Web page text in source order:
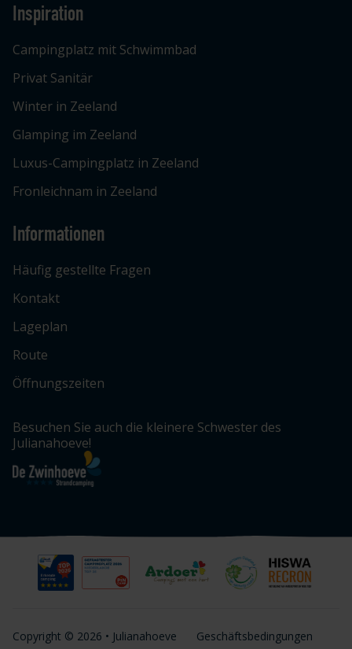
Inspiration
Campingplatz mit Schwimmbad
Privat Sanitär
Winter in Zeeland
Glamping im Zeeland
Luxus-Campingplatz in Zeeland
Fronleichnam in Zeeland
Informationen
Häufig gestellte Fragen
Kontakt
Lageplan
Route
Öffnungszeiten
Besuchen Sie auch die kleinere Schwester des
Julianahoeve!
Copyright © 2026 • Julianahoeve
Geschäftsbedingungen